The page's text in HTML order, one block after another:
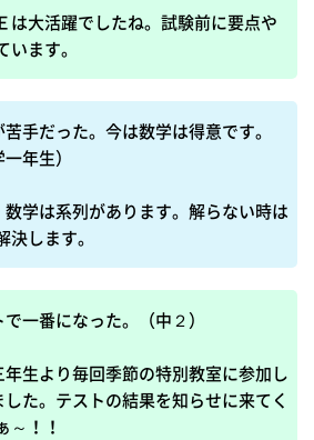
は大活躍でしたね。試験前に要点や
ます。
手だった。今は数学は得意です。
一年生）
数学は系列があります。解らない時は
します。
一番になった。（中２）
年生より毎回季節の特別教室に参加し
した。テストの結果を知らせに来てく
～！！